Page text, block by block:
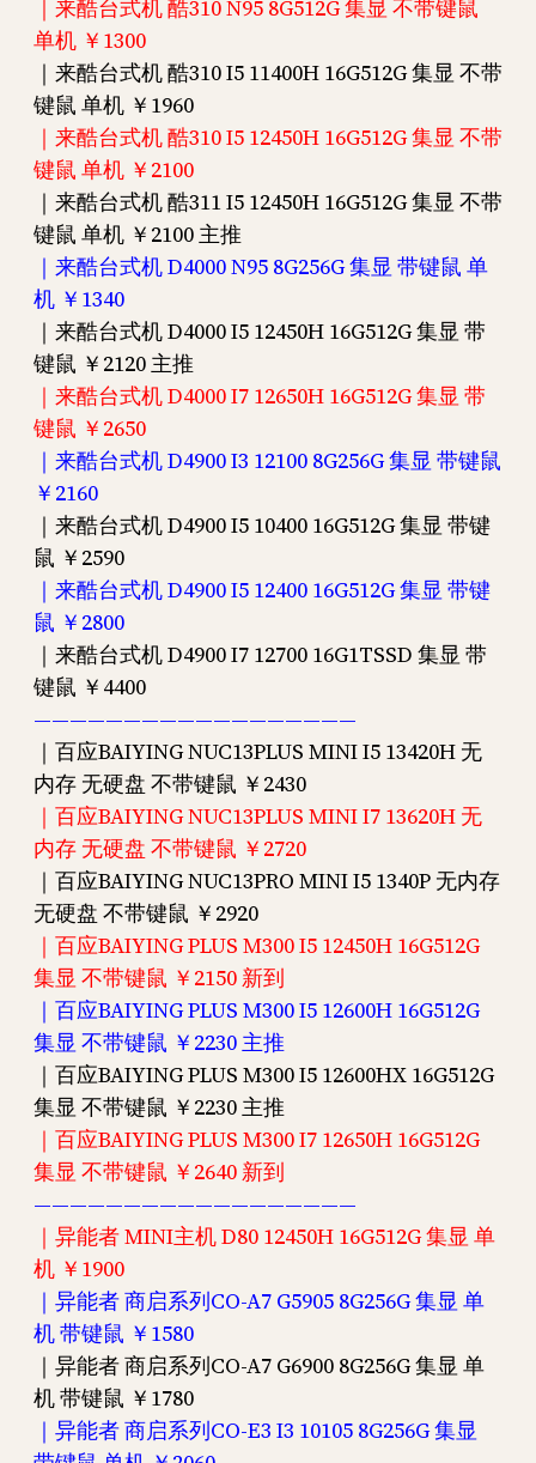
｜来酷台式机 酷310 N95 8G512G 集显 不带键鼠
单机 ￥1300
｜来酷台式机 酷310 I5 11400H 16G512G 集显 不带
键鼠 单机 ￥1960
｜来酷台式机 酷310 I5 12450H 16G512G 集显 不带
键鼠 单机 ￥2100
｜来酷台式机 酷311 I5 12450H 16G512G 集显 不带
键鼠 单机 ￥2100 主推
｜来酷台式机 D4000 N95 8G256G 集显 带键鼠 单
机 ￥1340
｜来酷台式机 D4000 I5 12450H 16G512G 集显 带
键鼠 ￥2120 主推
｜来酷台式机 D4000 I7 12650H 16G512G 集显 带
键鼠 ￥2650
｜来酷台式机 D4900 I3 12100 8G256G 集显 带键鼠
￥2160
｜来酷台式机 D4900 I5 10400 16G512G 集显 带键
鼠 ￥2590
｜来酷台式机 D4900 I5 12400 16G512G 集显 带键
鼠 ￥2800
｜来酷台式机 D4900 I7 12700 16G1TSSD 集显 带
键鼠 ￥4400
——————————————————
｜百应BAIYING NUC13PLUS MINI I5 13420H 无
内存 无硬盘 不带键鼠 ￥2430
｜百应BAIYING NUC13PLUS MINI I7 13620H 无
内存 无硬盘 不带键鼠 ￥2720
｜百应BAIYING NUC13PRO MINI I5 1340P 无内存
无硬盘 不带键鼠 ￥2920
｜百应BAIYING PLUS M300 I5 12450H 16G512G
集显 不带键鼠 ￥2150 新到
｜百应BAIYING PLUS M300 I5 12600H 16G512G
集显 不带键鼠 ￥2230 主推
｜百应BAIYING PLUS M300 I5 12600HX 16G512G
集显 不带键鼠 ￥2230 主推
｜百应BAIYING PLUS M300 I7 12650H 16G512G
集显 不带键鼠 ￥2640 新到
——————————————————
｜异能者 MINI主机 D80 12450H 16G512G 集显 单
机 ￥1900
｜异能者 商启系列CO-A7 G5905 8G256G 集显 单
机 带键鼠 ￥1580
｜异能者 商启系列CO-A7 G6900 8G256G 集显 单
机 带键鼠 ￥1780
｜异能者 商启系列CO-E3 I3 10105 8G256G 集显